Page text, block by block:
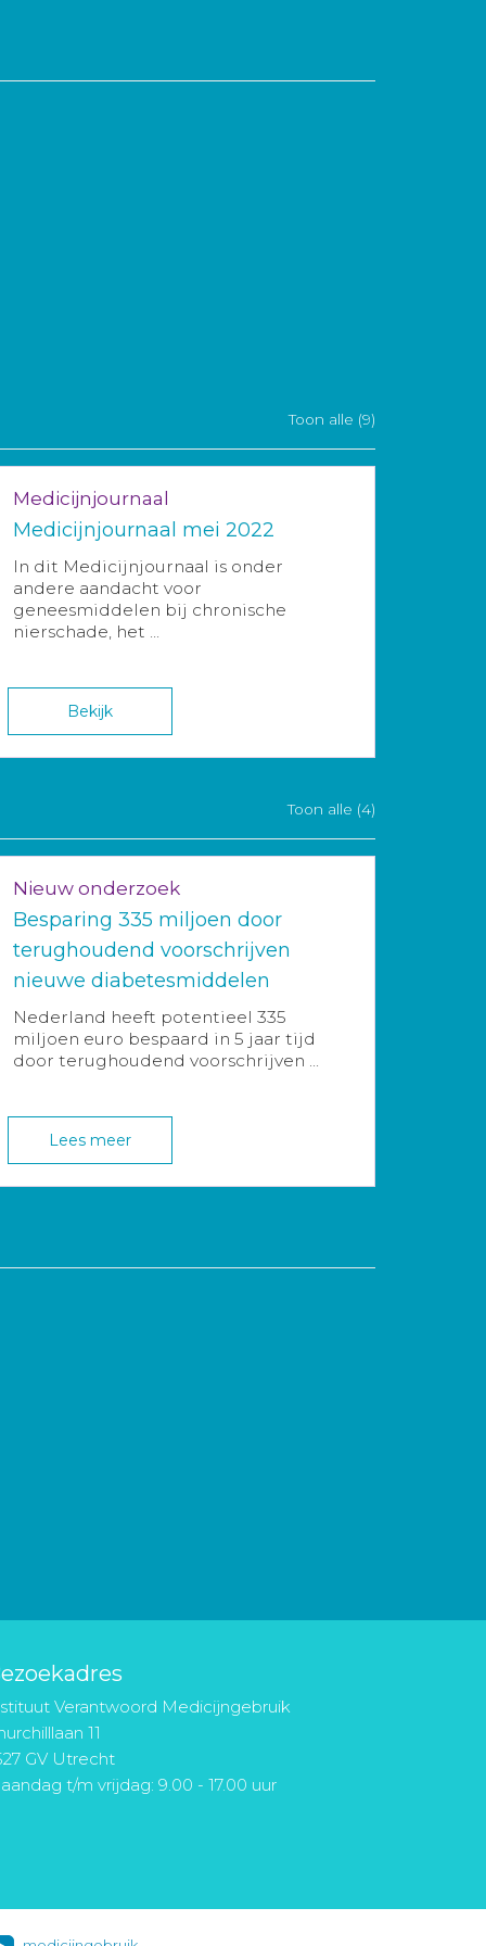
Toon alle (9)
Medicijnjournaal
Medicijnjournaal mei 2022
In dit Medicijnjournaal is onder
andere aandacht voor
geneesmiddelen bij chronische
nierschade, het ...
Bekijk
Toon alle (4)
Nieuw onderzoek
Besparing 335 miljoen door
terughoudend voorschrijven
nieuwe diabetesmiddelen
Nederland heeft potentieel 335
miljoen euro bespaard in 5 jaar tijd
door terughoudend voorschrijven ...
Lees meer
Verantwoord Medicijngebruik
11
GV Utrecht
t/m vrijdag: 9.00 - 17.00 uur